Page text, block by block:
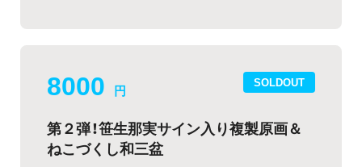
SOLDOUT
8000 円
第２弾！笹生那実サイン入り複製原画＆
ねこづくし和三盆